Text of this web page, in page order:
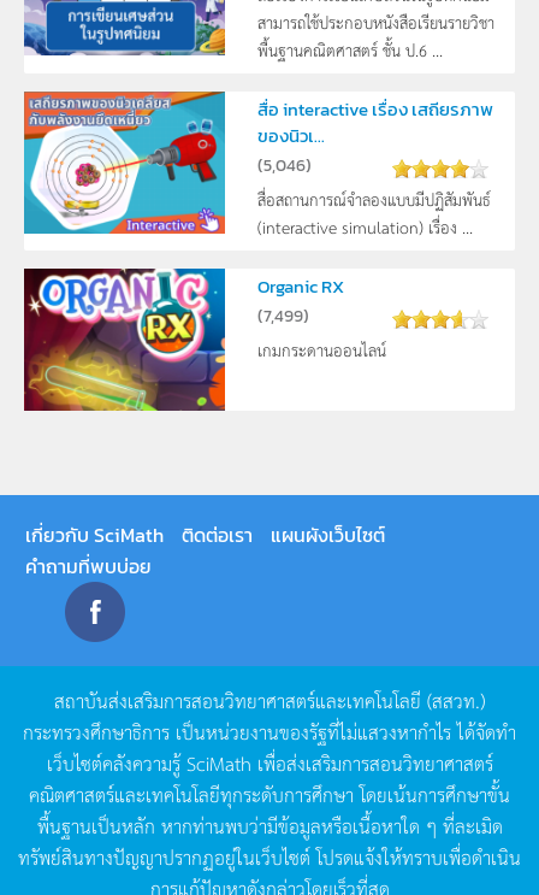
สามารถใช้ประกอบหนังสือเรียนรายวิชา
พื้นฐานคณิตศาสตร์ ชั้น ป.6 ...
สื่อ interactive เรื่อง เสถียรภาพ
ของนิวเ...
(5,046)
สื่อสถานการณ์จำลองแบบมีปฏิสัมพันธ์
(interactive simulation) เรื่อง ...
Organic RX
(7,499)
เกมกระดานออนไลน์
เกี่ยวกับ SciMath ติดต่อเรา
แผนผังเว็บไซต์
คำถามที่พบบ่อย
สถาบันส่งเสริมการสอนวิทยาศาสตร์และเทคโนโลยี (สสวท.)
กระทรวงศึกษาธิการ เป็นหน่วยงานของรัฐที่ไม่แสวงหากำไรได้จัดทำ
เว็บไซต์คลังความรู้SciMath เพื่อส่งเสริมการสอนวิทยาศาสตร์
คณิตศาสตร์และเทคโนโลยีทุกระดับการศึกษา โดยเน้นการศึกษาขั้น
พื้นฐานเป็นหลัก หากท่านพบว่ามีข้อมูลหรือเนื้อหาใด ๆ ที่ละเมิด
ทรัพย์สินทางปัญญาปรากฏอยู่ในเว็บไซต์โปรดแจ้งให้ทราบเพื่อดำเนิน
การแก้ปัญหาดังกล่าวโดยเร็วที่สุด